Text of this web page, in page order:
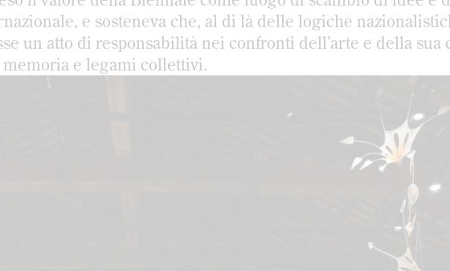
e sosteneva che, al di là delle logiche
un atto di responsabilità nei confronti dell’arte e della sua
e legami collettivi.